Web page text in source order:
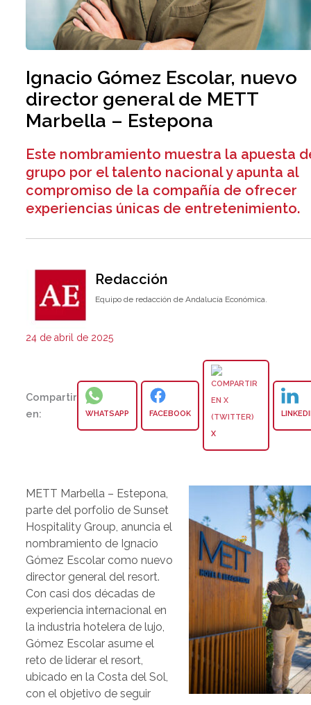
Ignacio Gómez Escolar, nuevo
director general de METT
Marbella – Estepona
Este nombramiento muestra la apuesta
grupo por el talento nacional y apunta al
compromiso de la compañía de ofrecer
experiencias únicas de entretenimiento.
Redacción
Equipo de redacción de Andalucía Económica.
24 de abril de 2025
Compartir
en:
WHATSAPP FACEBOOK
X
METT Marbella – Estepona,
parte del porfolio de Sunset
Hospitality Group, anuncia el
nombramiento de Ignacio
Gómez Escolar como nuevo
director general del resort.
Con casi dos décadas de
experiencia internacional en
la industria hotelera de lujo,
Gómez Escolar asume el
reto de liderar el resort,
ubicado en la Costa del Sol,
con el objetivo de seguir